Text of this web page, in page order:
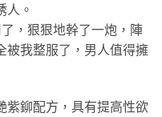
人。
，狠狠地幹了一炮，陣
被我整服了，男人值得擁
紫鉚配方，具有提高性欲